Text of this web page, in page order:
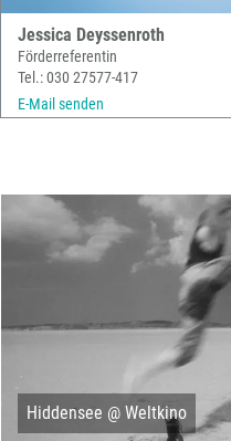
Jessica Deyssenroth
Förderreferentin
Tel.: 030 27577-417
E-Mail senden
Hiddensee @ Weltkino